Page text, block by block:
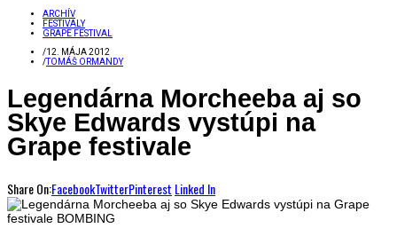
ARCHÍV
FESTIVALY
GRAPE FESTIVAL
/12. MÁJA 2012
/TOMÁŠ ORMANDY
Legendárna Morcheeba aj so
Skye Edwards vystúpi na
Grape festivale
Share On:FacebookTwitterPinterest Linked In